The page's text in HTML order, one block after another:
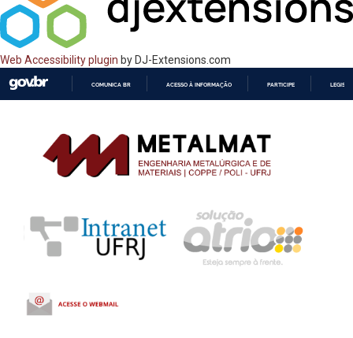
Web Accessibility plugin by DJ-Extensions.com
CONTEÚDO
COMUNICA BR ACESSO À INFORMAÇÃO PARTICIPE